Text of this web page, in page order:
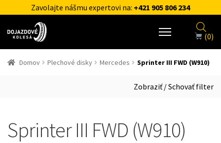
Zavolajte nášmu expertovi na: +421 905 806 234
(0)
Domov Plechové disky Mercedes Sprinter III FWD (W910)
Zobraziť / Schovať filter
Sprinter III FWD (W910)